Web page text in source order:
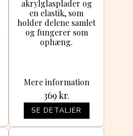
akrylglasplader og
en elastik, som
holder delene samlet
og fungerer som
ophæng.
369kr.
SE DETALJER
Mere information